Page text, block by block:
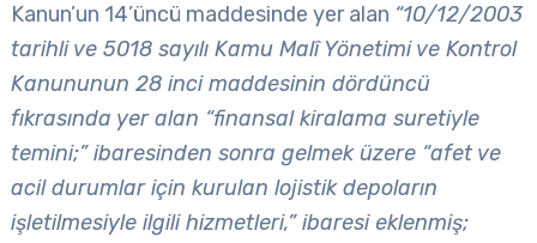
Kanun’un 14’üncü maddesinde yer alan “10/12/2003
tarihli ve 5018 sayılı Kamu Malî Yönetimi ve Kontrol
Kanununun 28 inci maddesinin dördüncü
fıkrasında yer alan “finansal kiralama suretiyle
temini;” ibaresinden sonra gelmek üzere “afet ve
acil durumlar için kurulan lojistik depoların
işletilmesiyle ilgili hizmetleri,” ibaresi eklenmiş;